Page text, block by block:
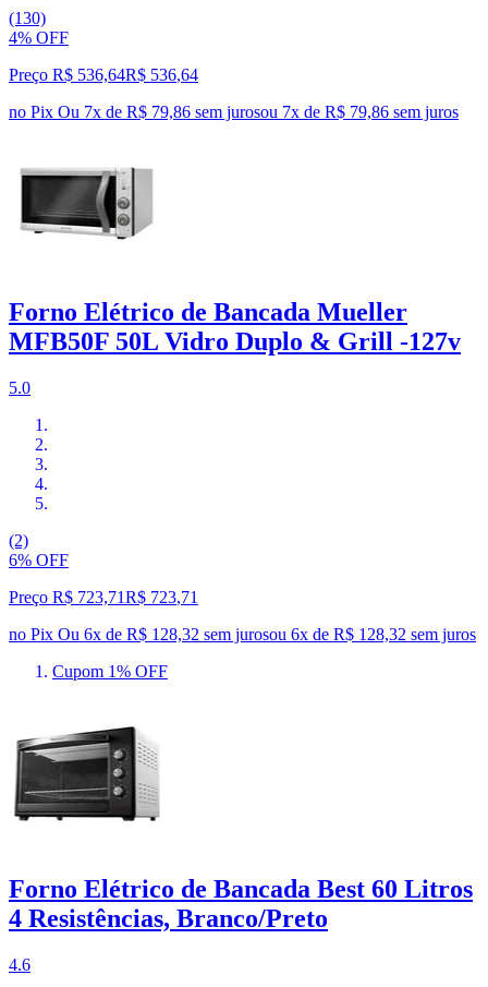
(130)
4% OFF
Preço R$ 536,64R$ 536,64
no Pix Ou 7x de R$ 79,86 sem jurosou 7x de R$ 79,86 sem juros
Forno Elétrico de Bancada Mueller
MFB50F 50L Vidro Duplo & Grill -127v
5.0
(2)
6% OFF
Preço R$ 723,71R$ 723,71
no Pix Ou 6x de R$ 128,32 sem jurosou 6x de R$ 128,32 sem juros
Cupom 1% OFF
Forno Elétrico de Bancada Best 60 Litros
4 Resistências, Branco/Preto
4.6